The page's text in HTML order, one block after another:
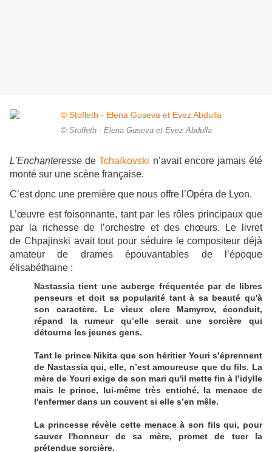
© Stofleth - Elena Guseva et Evez Abdulla
L’Enchanteresse deTchaïkovski n’avait encore jamais été
monté sur une scène française.
C’est donc une première que nous offre l’Opéra de Lyon.
L’œuvre est foisonnante, tant par les rôles principaux que
par la richesse de l’orchestre et des chœurs. Le livret
de Chpajinski avait tout pour séduire le compositeur déjà
amateur de drames épouvantables de l’époque
élisabéthaine :
Nastassia tient une auberge fréquentée par de libres
penseurs et doit sa popularité tant à sa beauté qu'à
son caractère. Le vieux clerc Mamyrov, éconduit,
répand la rumeur qu’elle serait une sorcière qui
détourne les jeunes gens.
Tant le prince Nikita que son héritier Youri s’éprennent
de Nastassia qui, elle, n’est amoureuse que du fils. La
mère de Youri exige de son mari qu'il mette fin à l’idylle
mais le prince, lui-même très entiché, la menace de
l'enfermer dans un couvent si elle s’en mêle.
La princesse révèle cette menace à son fils qui, pour
sauver l'honneur de sa mère, promet de tuer la
prétendue sorcière.